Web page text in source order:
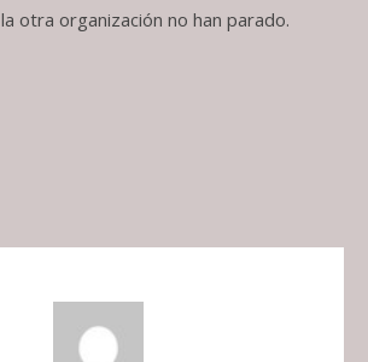
otra organización no han parado.